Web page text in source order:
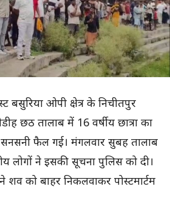
बसुरिया ओपी क्षेत्र के निचीतपुर
छठ तालाब में 16 वर्षीय छात्रा का
फैल गई। मंगलवार सुबह तालाब
लोगों ने इसकी सूचना पुलिस को दी।
को बाहर निकलवाकर पोस्टमार्टम